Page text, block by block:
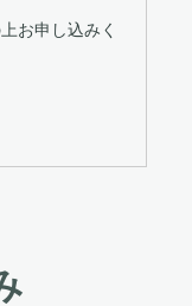
お申し込みく